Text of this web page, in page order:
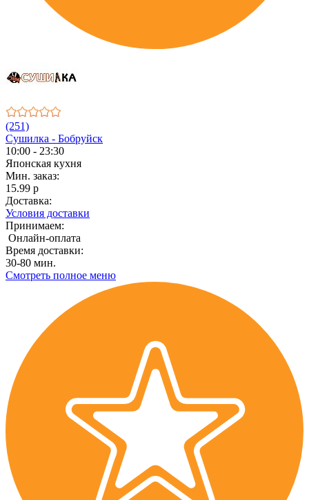
(251)
Сушилка - Бобруйск
10:00 - 23:30
Японская кухня
Мин. заказ:
15.99 р
Доставка:
Условия доставки
Принимаем:
Онлайн-оплата
Время доставки:
30-80 мин.
Смотреть полное меню